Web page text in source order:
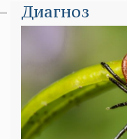
Диагноз